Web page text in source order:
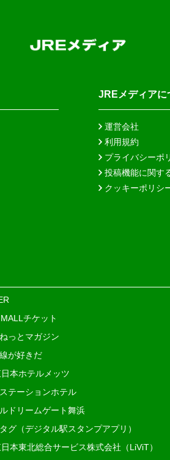
JREメディアに
運営会社
利用規約
プライバシーポ
投稿機能に関す
クッキーポリシ
チケット
っとマガジン
が好きだ
本ホテルメッツ
テーションホテル
ドリームゲート舞浜
グ（デジタル駅スタンプアプリ）
本東北総合サービス株式会社（LiViT）